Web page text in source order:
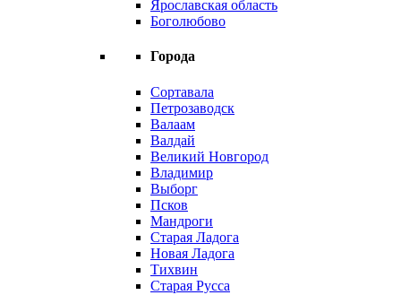
Ярославская область
Боголюбово
Города
Сортавала
Петрозаводск
Валаам
Валдай
Великий Новгород
Владимир
Выборг
Псков
Мандроги
Старая Ладога
Новая Ладога
Тихвин
Старая Русса